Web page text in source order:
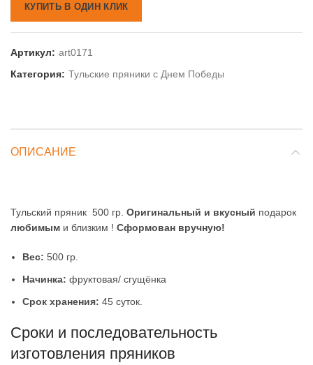
КУПИТЬ В ОДИН КЛИК
Артикул: art0171
Категория: Тульские пряники с Днем Победы
ОПИСАНИЕ
Тульский пряник 500 гр. Оригинальный и вкусный подарок
любимым и близким ! Сформован вручную!
Вес: 500 гр.
Начинка: фруктовая/ сгущёнка
Срок хранения: 45 суток.
Сроки и последовательность
изготовления пряников